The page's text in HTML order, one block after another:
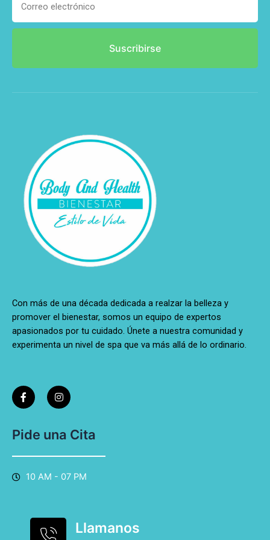
Suscribirse
Con más de una década dedicada a realzar la belleza y
promover el bienestar, somos un equipo de expertos
apasionados por tu cuidado. Únete a nuestra comunidad y
experimenta un nivel de spa que va más allá de lo ordinario.
F
a
c
e
o
o
-
I
n
s
t
g
r
m
Pide una Cita
10 AM - 07 PM
Llamanos